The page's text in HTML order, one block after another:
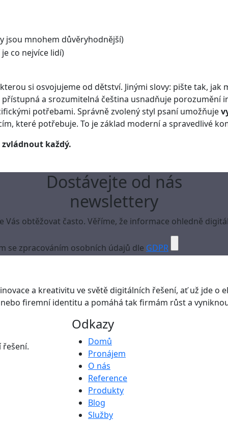
jsou mnohem důvěryhodnější)
co nejvíce lidí)
si osvojujeme od dětství. Jinými slovy: pište tak, jak
a srozumitelná čeština usnadňuje porozumění
potřebami. Správně zvolený styl psaní umožňuje
které potřebuje. To je základ moderní a spravedlivé
každý.
Dostávejte od nás
newslettery
Vás obtěžovat často. Věříme, že informace ohledně
se zpracováním osobních údajů dle GDPR
a kreativitu ve světě digitálních řešení, ať už jde o
firemní identitu a pomáhá tak firmám růst a
Odkazy
Domů
Pronájem
O nás
Reference
Produkty
Blog
Služby